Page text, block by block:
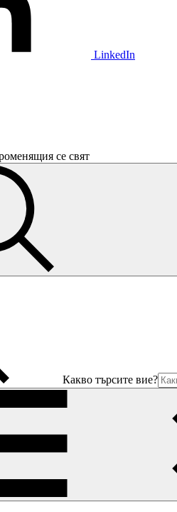
LinkedIn
се свят
Какво търсите вие?